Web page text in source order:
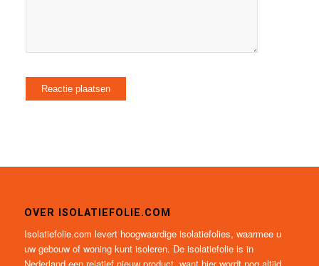
OVER ISOLATIEFOLIE.COM
Isolatiefolie.com levert hoogwaardige isolatiefolies, waarmee u
uw gebouw of woning kunt isoleren. De isolatiefolie is in